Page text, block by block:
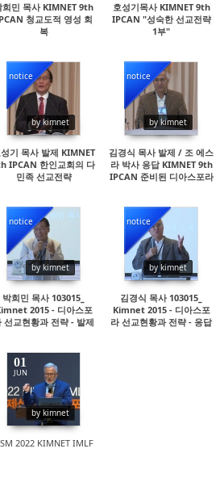
희민 목사 KIMNET 9th
청교도적 영성 회
복
호성기목사 KIMNET 9th
IPCAN "성숙한 선교전략
1부"
notice
by kimnet
34795
기 목사 발제 KIMNET
IPCAN 한인교회의 다
민족 선교전략
notice
by kimnet
16079
김경식 목사 발제 / 조 에스
라 박사 응답 KIMNET 9th
IPCAN 준비된 디아스포라
notice
by kimnet
80387
박희민 목사 103015_
2015 - 디아스포
선교현황과 전략 - 발제
notice
by kimnet
16295
김경식 목사 103015_
Kimnet 2015 - 디아스포
라 선교현황과 전략 - 응답
01
JUN
by kimnet
5223
2022 KIMNET IMLF